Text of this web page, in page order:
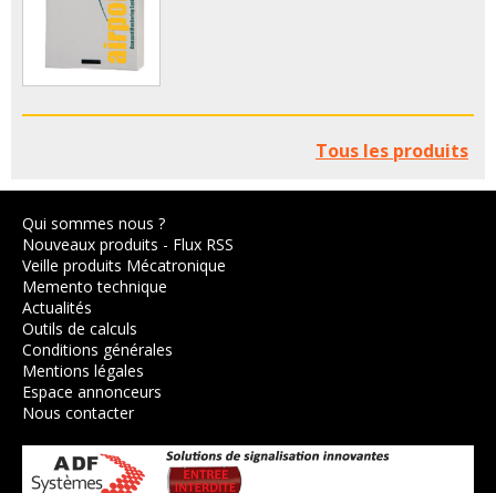
Tous les produits
Qui sommes nous ?
Nouveaux produits - Flux RSS
Veille produits Mécatronique
Memento technique
Actualités
Outils de calculs
Conditions générales
Mentions légales
Espace annonceurs
Nous contacter